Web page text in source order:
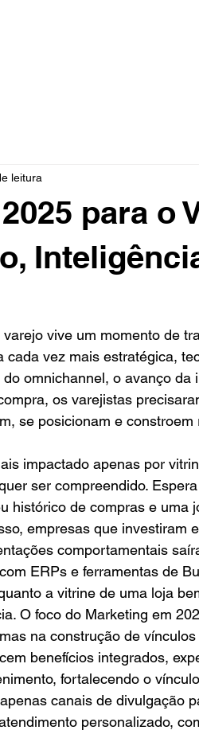
para o
leitura
vive um momento de
cada vez mais estratégica,
omnichannel, o avanço da
os varejistas
se posicionam e constroem
impactado apenas por
ser compreendido.
histórico de compras e uma
empresas que investiram
comportamentais
ERPs e ferramentas de
a vitrine de uma loja
O foco do Marketing em
na construção de
benefícios integrados,
fortalecendo o
canais de divulgação
personalizado,